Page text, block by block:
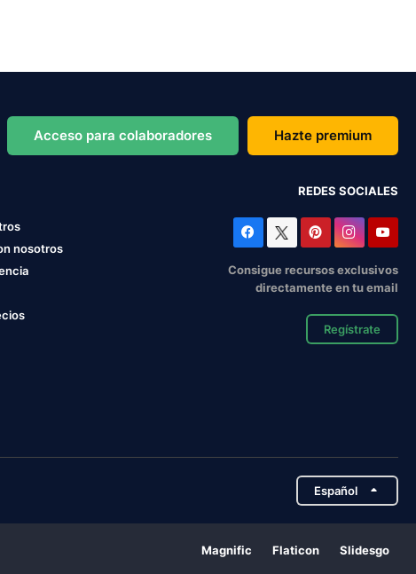
Acceso para colaboradores Hazte premium
nosotros
REDES SOCIALES
Consigue recursos exclusivos
directamente en tu email
Regístrate
Español
Magnific Flaticon Slidesgo